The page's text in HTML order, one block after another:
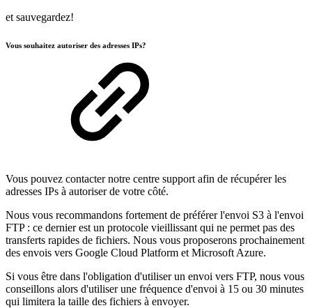
et sauvegardez!
Vous souhaitez autoriser des adresses IPs?
Vous pouvez contacter notre centre support afin de récupérer les
adresses IPs à autoriser de votre côté.
Nous vous recommandons fortement de préférer l'envoi S3 à l'envoi
FTP : ce dernier est un protocole vieillissant qui ne permet pas des
transferts rapides de fichiers. Nous vous proposerons prochainement
des envois vers Google Cloud Platform et Microsoft Azure.
Si vous être dans l'obligation d'utiliser un envoi vers FTP, nous vous
conseillons alors d'utiliser une fréquence d'envoi à 15 ou 30 minutes
qui limitera la taille des fichiers à envoyer.